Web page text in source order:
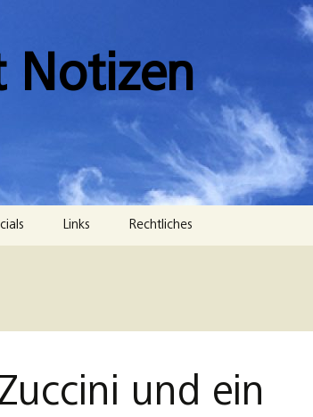
Notizen
Links Rechtliches
und ein